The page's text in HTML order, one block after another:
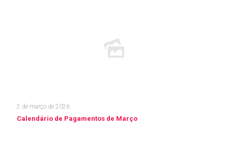
2 de março de 2026
Calendário de Pagamentos de Março